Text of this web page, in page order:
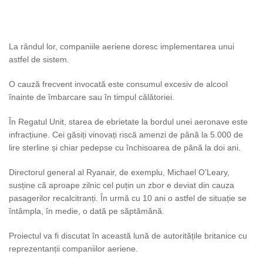
La rândul lor, companiile aeriene doresc implementarea unui
astfel de sistem.
O cauză frecvent invocată este consumul excesiv de alcool
înainte de îmbarcare sau în timpul călătoriei.
În Regatul Unit, starea de ebrietate la bordul unei aeronave este
infracțiune. Cei găsiți vinovați riscă amenzi de până la 5.000 de
lire sterline și chiar pedepse cu închisoarea de până la doi ani.
Directorul general al Ryanair, de exemplu, Michael O’Leary,
susține că aproape zilnic cel puțin un zbor e deviat din cauza
pasagerilor recalcitranți. În urmă cu 10 ani o astfel de situație se
întâmpla, în medie, o dată pe săptămână.
Proiectul va fi discutat în această lună de autoritățile britanice cu
reprezentanții companiilor aeriene.